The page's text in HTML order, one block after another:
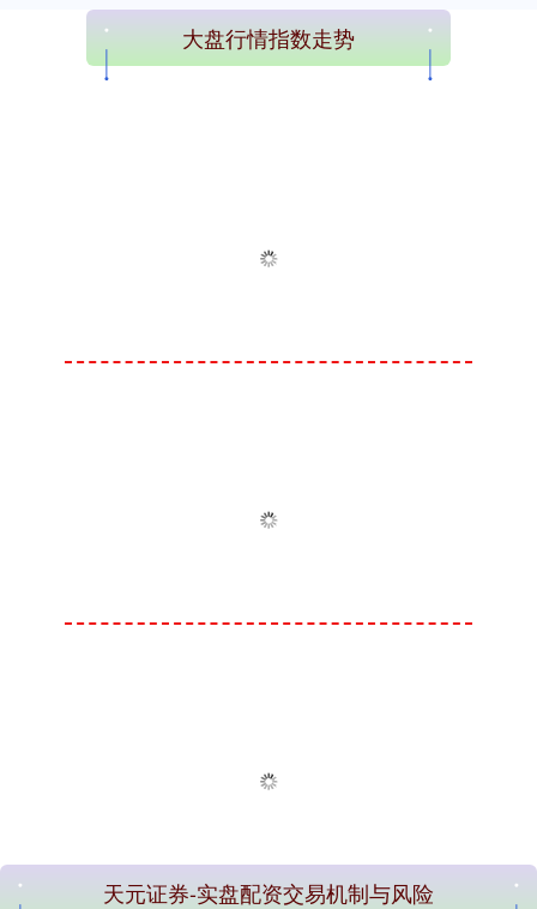
容加载完成
大盘行情指数走势
天元证券-实盘配资交易机制与风险